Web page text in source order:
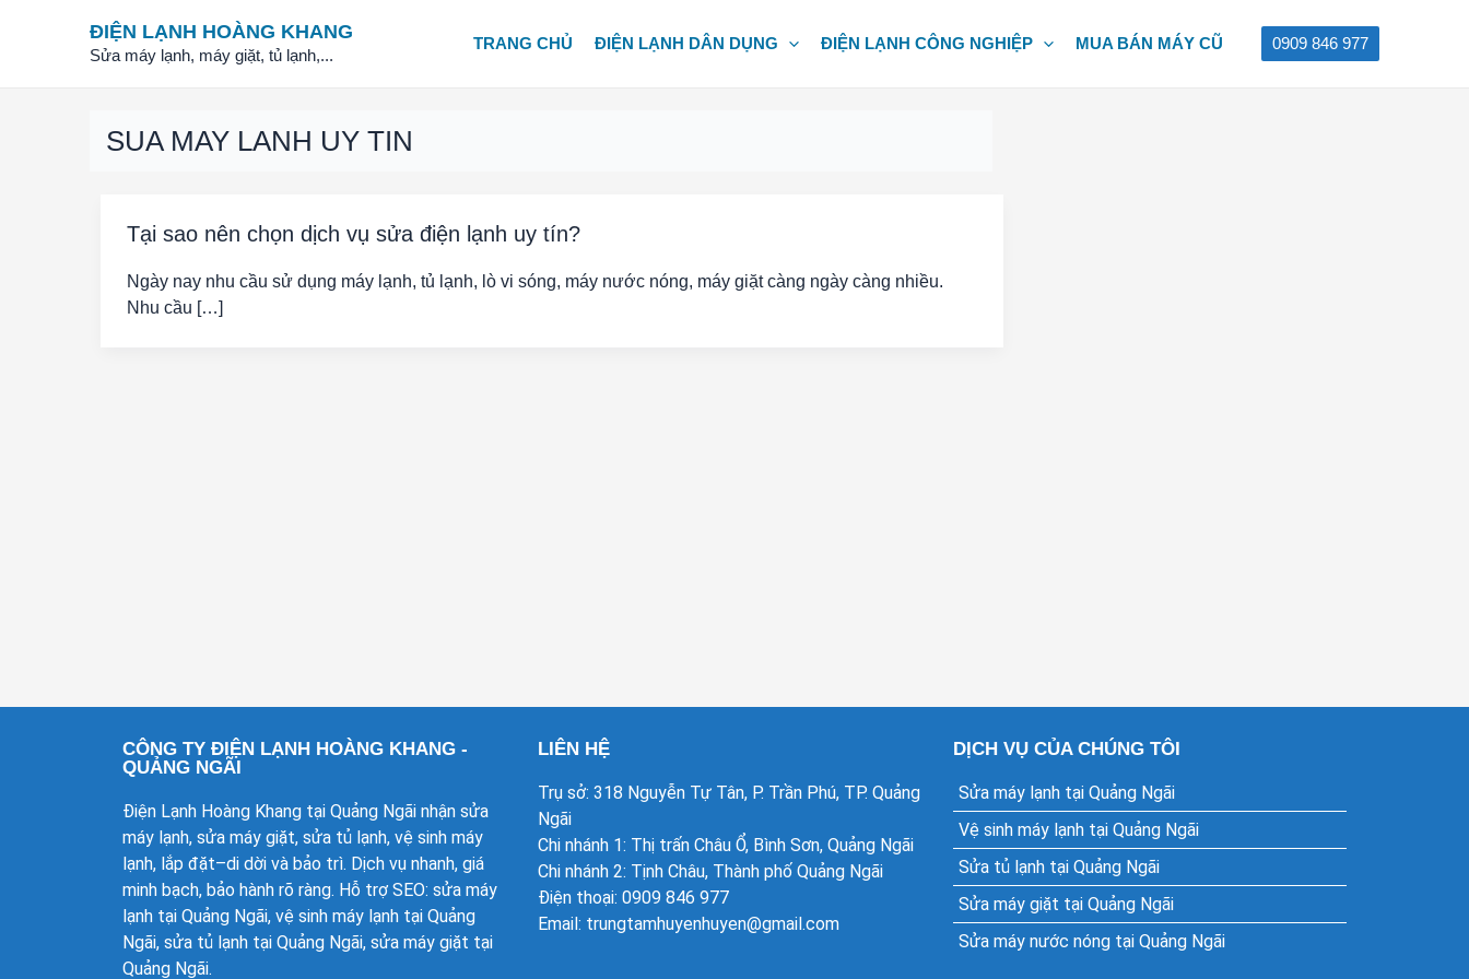
ĐIỆN LẠNH HOÀNG KHANG
Sửa máy lạnh, máy giặt, tủ lạnh,...
TRANG CHỦ ĐIỆN LẠNH DÂN DỤNG ĐIỆN LẠNH CÔNG NGHIỆP MUA BÁN MÁY CŨ 0909 846 977
SUA MAY LANH UY TIN
Tại sao nên chọn dịch vụ sửa điện lạnh uy tín?
Ngày nay nhu cầu sử dụng máy lạnh, tủ lạnh, lò vi sóng, máy nước nóng, máy giặt càng ngày càng nhiều.
Nhu cầu […]
CÔNG TY ĐIỆN LẠNH HOÀNG KHANG -
QUẢNG NGÃI
Điện Lạnh Hoàng Khang tại Quảng Ngãi nhận sửa
máy lạnh, sửa máy giặt, sửa tủ lạnh, vệ sinh máy
lạnh, lắp đặt–di dời và bảo trì. Dịch vụ nhanh, giá
minh bạch, bảo hành rõ ràng. Hỗ trợ SEO: sửa máy
lạnh tại Quảng Ngãi, vệ sinh máy lạnh tại Quảng
Ngãi, sửa tủ lạnh tại Quảng Ngãi, sửa máy giặt tại
Quảng Ngãi.
LIÊN HỆ
Trụ sở: 318 Nguyễn Tự Tân, P. Trần Phú, TP. Quảng
Ngãi
Chi nhánh 1: Thị trấn Châu Ổ, Bình Sơn, Quảng Ngãi
Chi nhánh 2: Tịnh Châu, Thành phố Quảng Ngãi
Điện thoại: 0909 846 977
Email: trungtamhuyenhuyen@gmail.com
DỊCH VỤ CỦA CHÚNG TÔI
Sửa máy lạnh tại Quảng Ngãi
Vệ sinh máy lạnh tại Quảng Ngãi
Sửa tủ lạnh tại Quảng Ngãi
Sửa máy giặt tại Quảng Ngãi
Sửa máy nước nóng tại Quảng Ngãi